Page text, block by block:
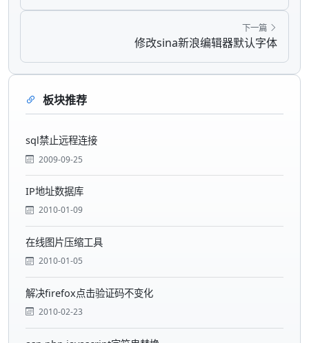
下一篇
修改sina新浪编辑器默认字体
板块推荐
sql禁止远程连接
2009-09-25
IP地址数据库
2010-01-09
在线图片压缩工具
2010-01-05
解决firefox点击验证码不变化
2010-02-23